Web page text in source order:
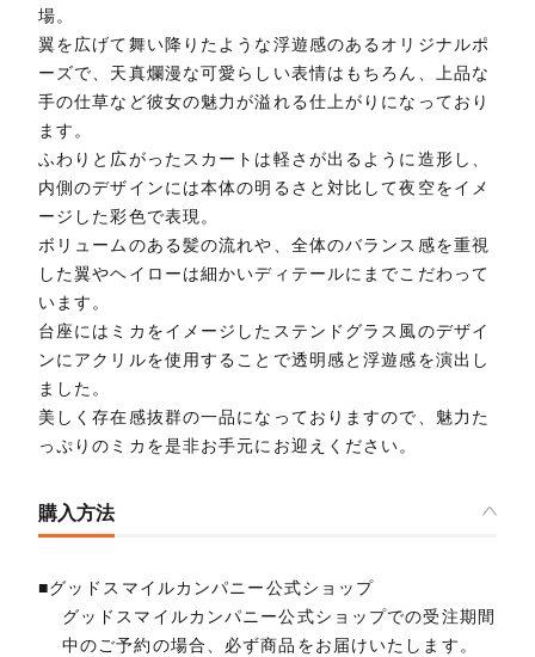
場。
翼を広げて舞い降りたような浮遊感のあるオリジナルポ
ーズで、天真爛漫な可愛らしい表情はもちろん、上品な
手の仕草など彼女の魅力が溢れる仕上がりになっており
ます。
ふわりと広がったスカートは軽さが出るように造形し、
内側のデザインには本体の明るさと対比して夜空をイメ
ージした彩色で表現。
ボリュームのある髪の流れや、全体のバランス感を重視
した翼やヘイローは細かいディテールにまでこだわって
います。
台座にはミカをイメージしたステンドグラス風のデザイ
ンにアクリルを使用することで透明感と浮遊感を演出し
ました。
美しく存在感抜群の一品になっておりますので、魅力た
っぷりのミカを是非お手元にお迎えください。
購入方法
■グッドスマイルカンパニー公式ショップ
グッドスマイルカンパニー公式ショップでの受注期間
中のご予約の場合、必ず商品をお届けいたします。